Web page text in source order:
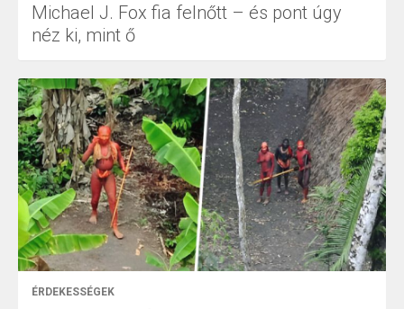
Michael J. Fox fia felnőtt – és pont úgy
néz ki, mint ő
ÉRDEKESSÉGEK